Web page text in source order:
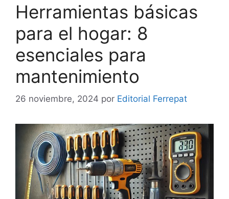
Herramientas básicas
para el hogar: 8
esenciales para
mantenimiento
26 noviembre, 2024 por Editorial Ferrepat